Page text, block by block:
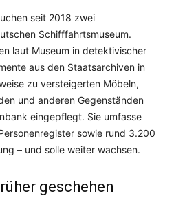
seit 2018 zwei
Schifffahrtsmuseum.
laut Museum in detektivischer
aus den Staatsarchiven in
zu versteigerten Möbeln,
und anderen Gegenständen
eingepflegt. Sie umfasse
sowie rund 3.200
– und solle weiter wachsen.
geschehen